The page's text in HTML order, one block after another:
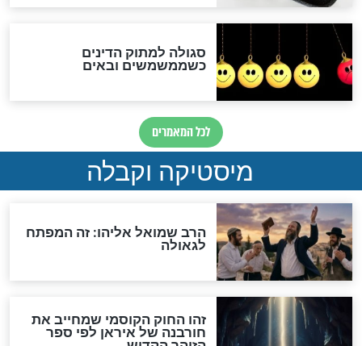
מה יהיה בימות המשיח?
"לפני הגאולה תהיה אפיקורסות
והכחשה גדולה מאוד של
האמונה"
האם לאחר בוא המשיח יהיה
אפשר לחזור בתשובה?